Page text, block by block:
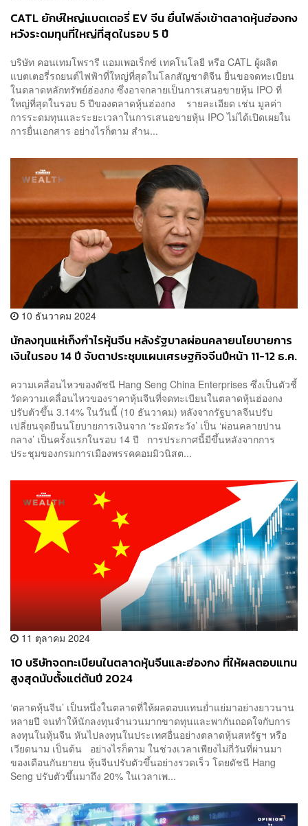
CATL ยักษ์ใหญ่แบตเตอรี่ EV จีน ยื่นไฟลิ่งเข้าตลาดหุ้นฮ่องกง
หวังระดมทุนที่ใหญ่ที่สุดในรอบ 5 ปี
บริษัท คอนเทมโพรารี แอมเพอเร็กซ์ เทคโนโลยี หรือ CATL ผู้ผลิต
แบตเตอรี่รถยนต์ไฟฟ้าที่ใหญ่ที่สุดในโลกสัญชาติจีน ยื่นขอจดทะเบียน
ในตลาดหลักทรัพย์ฮ่องกง ซึ่งอาจกลายเป็นการเสนอขายหุ้น IPO ที่
ใหญ่ที่สุดในรอบ 5 ปีของตลาดหุ้นฮ่องกง รายละเอียด เช่น มูลค่า
การระดมทุนและระยะเวลาในการเสนอขายหุ้น IPO ไม่ได้เปิดเผยใน
การยื่นเอกสาร อย่างไรก็ตาม สำน...
10 ธันวาคม 2024
นักลงทุนแห่เก็งกำไรหุ้นจีน หลังรัฐบาลผ่อนคลายนโยบายการ
เงินในรอบ 14 ปี จับตาประชุมแผนเศรษฐกิจจีนปีหน้า 11-12 ธ.ค.
ความเคลื่อนไหวของดัชนี Hang Seng China Enterprises ซึ่งเป็นตัวชี้
วัดความเคลื่อนไหวของราคาหุ้นจีนที่จดทะเบียนในตลาดหุ้นฮ่องกง
ปรับตัวขึ้น 3.14% ในวันนี้ (10 ธันวาคม) หลังจากรัฐบาลจีนปรับ
เปลี่ยนจุดยืนนโยบายการเงินจาก ‘ระมัดระวัง’ เป็น ‘ผ่อนคลายปาน
กลาง’ เป็นครั้งแรกในรอบ 14 ปี การประกาศนี้มีขึ้นหลังจากการ
ประชุมของกรมการเมืองพรรคคอมมิวนิสต...
11 ตุลาคม 2024
10 บริษัทจดทะเบียนในตลาดหุ้นจีนและฮ่องกง ที่ให้ผลตอบแทน
สูงสุดนับตั้งแต่ต้นปี 2024
‘ตลาดหุ้นจีน’ เป็นหนึ่งในตลาดที่ให้ผลตอบแทนย่ำแย่มาอย่างยาวนาน
หลายปี จนทำให้นักลงทุนจำนวนมากขาดทุนและพากันถอดใจกับการ
ลงทุนในหุ้นจีน หันไปลงทุนในประเทศอื่นอย่างตลาดหุ้นสหรัฐฯ หรือ
เวียดนาม เป็นต้น อย่างไรก็ตาม ในช่วงเวลาเพียงไม่กี่วันที่ผ่านมา
ของเดือนกันยายน หุ้นจีนปรับตัวขึ้นอย่างรวดเร็ว โดยดัชนี Hang
Seng ปรับตัวขึ้นมาถึง 20% ในเวลาเพ...